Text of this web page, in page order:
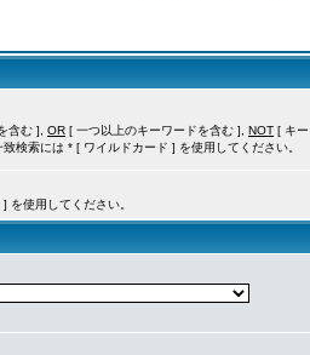
含む ], OR [ 一つ以上のキーワードを含む ], NOT [ キ
検索には * [ ワイルドカード ] を使用してください。
を使用してください。